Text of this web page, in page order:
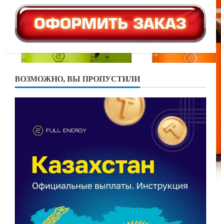
ВОЗМОЖНО, ВЫ ПРОПУСТИЛИ